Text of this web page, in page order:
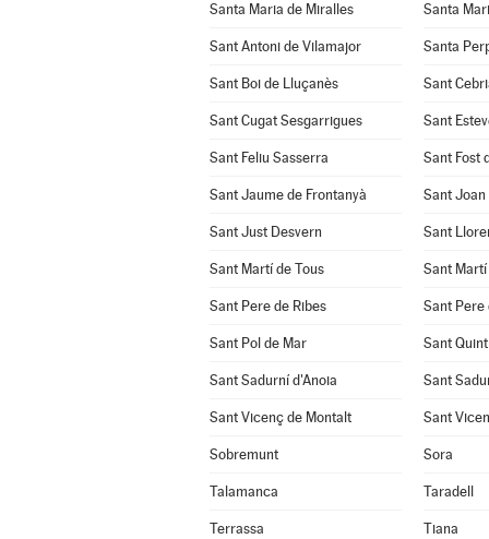
Santa Maria de Miralles Santa
Sant Antoni de Vilamajor Santa
Sant Boi de Lluçanès Sant
Sant Cugat Sesgarrigues Sant
Sant Feliu Sasserra Sant Fost
Sant Jaume de Frontanyà Sant Joan
Sant Just Desvern Sant
Sant Martí de Tous Sant
Sant Pere de Ribes Sant Pere
Sant Pol de Mar Sant
Sant Sadurní d'Anoia Sant
Sant Vicenç de Montalt Sant
Sobremunt Sora
Talamanca Taradell
Terrassa Tiana